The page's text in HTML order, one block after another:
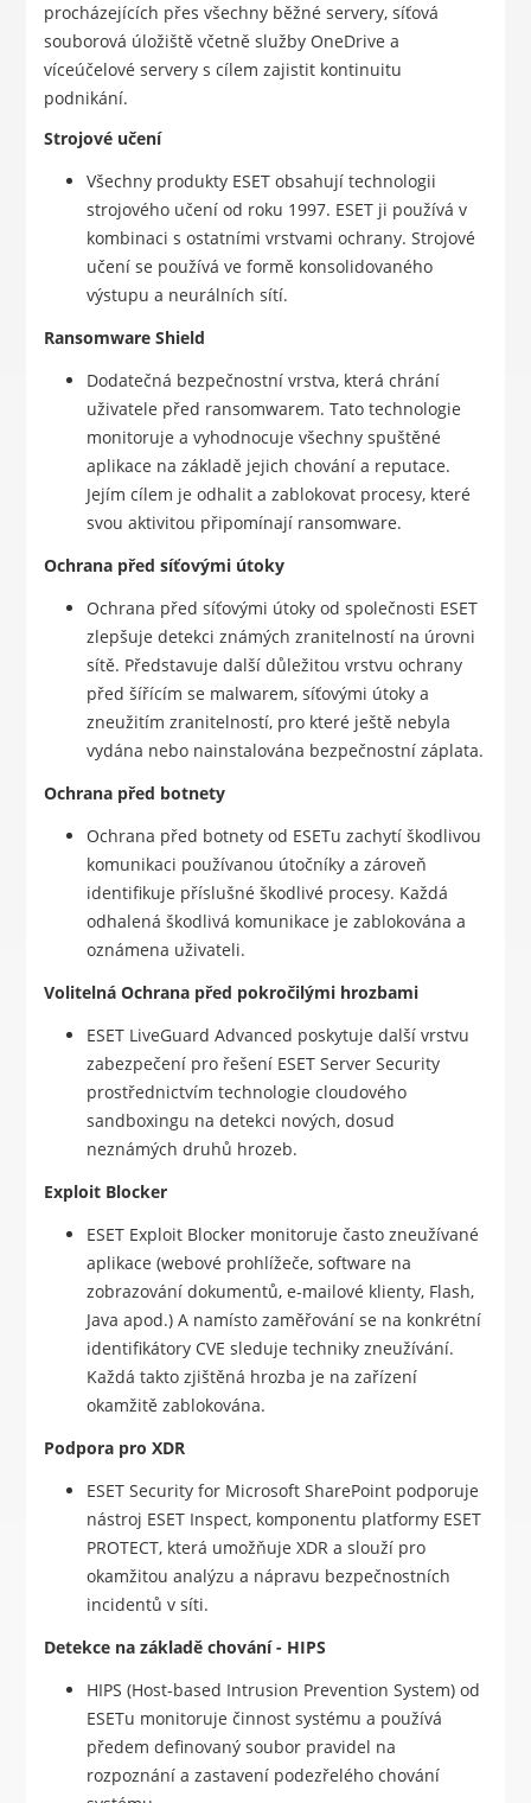
procházejících přes všechny běžné servery, síťová
souborová úložiště včetně služby OneDrive a
víceúčelové servery s cílem zajistit kontinuitu
podnikání.
Strojové učení
Všechny produkty ESET obsahují technologii
strojového učení od roku 1997. ESET ji používá v
kombinaci s ostatními vrstvami ochrany. Strojové
učení se používá ve formě konsolidovaného
výstupu a neurálních sítí.
Ransomware Shield
Dodatečná bezpečnostní vrstva, která chrání
uživatele před ransomwarem. Tato technologie
monitoruje a vyhodnocuje všechny spuštěné
aplikace na základě jejich chování a reputace.
Jejím cílem je odhalit a zablokovat procesy, které
svou aktivitou připomínají ransomware.
Ochrana před síťovými útoky
Ochrana před síťovými útoky od společnosti ESET
zlepšuje detekci známých zranitelností na úrovni
sítě. Představuje další důležitou vrstvu ochrany
před šířícím se malwarem, síťovými útoky a
zneužitím zranitelností, pro které ještě nebyla
vydána nebo nainstalována bezpečnostní záplata.
Ochrana před botnety
Ochrana před botnety od ESETu zachytí škodlivou
komunikaci používanou útočníky a zároveň
identifikuje příslušné škodlivé procesy. Každá
odhalená škodlivá komunikace je zablokována a
oznámena uživateli.
Volitelná Ochrana před pokročilými hrozbami
ESET LiveGuard Advanced poskytuje další vrstvu
zabezpečení pro řešení ESET Server Security
prostřednictvím technologie cloudového
sandboxingu na detekci nových, dosud
neznámých druhů hrozeb.
Exploit Blocker
ESET Exploit Blocker monitoruje často zneužívané
aplikace (webové prohlížeče, software na
zobrazování dokumentů, e-mailové klienty, Flash,
Java apod.) A namísto zaměřování se na konkrétní
identifikátory CVE sleduje techniky zneužívání.
Každá takto zjištěná hrozba je na zařízení
okamžitě zablokována.
Podpora pro XDR
ESET Security for Microsoft SharePoint podporuje
nástroj ESET Inspect, komponentu platformy ESET
PROTECT, která umožňuje XDR a slouží pro
okamžitou analýzu a nápravu bezpečnostních
incidentů v síti.
Detekce na základě chování - HIPS
HIPS (Host-based Intrusion Prevention System) od
ESETu monitoruje činnost systému a používá
předem definovaný soubor pravidel na
rozpoznání a zastavení podezřelého chování